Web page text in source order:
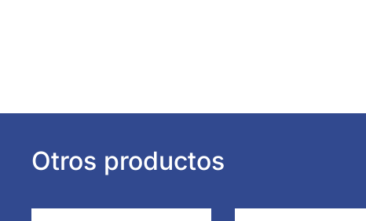
Otros productos